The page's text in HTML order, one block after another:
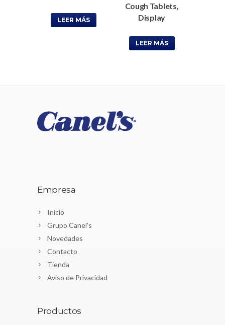
LEER MÁS
Cough Tablets,
Display
LEER MÁS
Empresa
Inicio
Grupo Canel's
Novedades
Contacto
Tienda
Aviso de Privacidad
Productos